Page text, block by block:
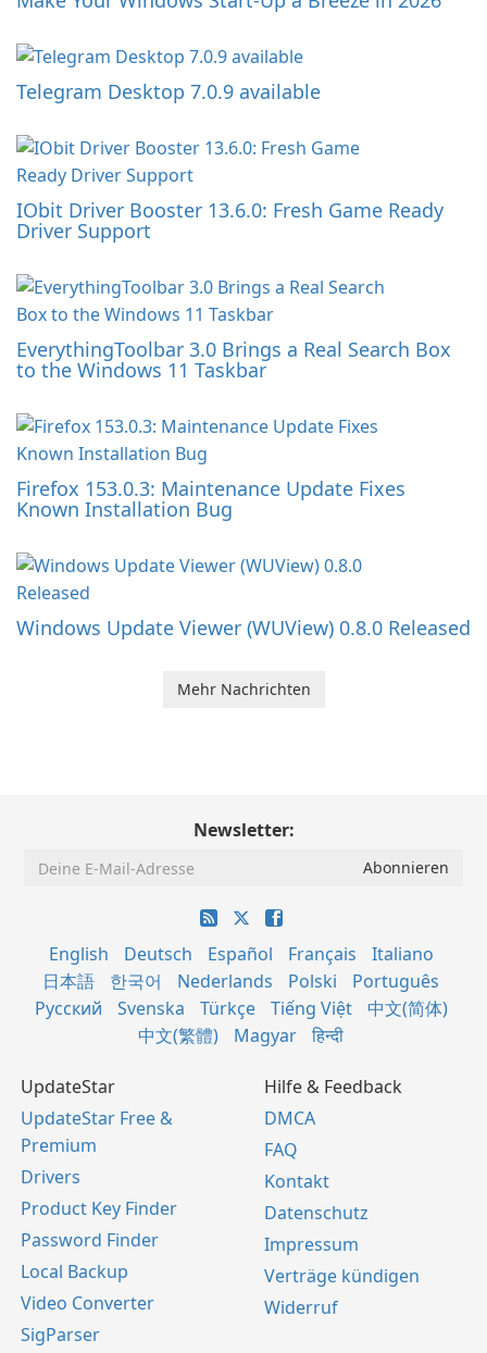
Telegram Desktop 7.0.9 available
IObit Driver Booster 13.6.0: Fresh Game Ready
Driver Support
EverythingToolbar 3.0 Brings a Real Search Box
to the Windows 11 Taskbar
Firefox 153.0.3: Maintenance Update Fixes
Known Installation Bug
Windows Update Viewer (WUView) 0.8.0 Released
Mehr Nachrichten
Newsletter:
English Deutsch Español Français
Italiano
日本語
한국어 Nederlands Polski
Português
Русский
Svenska Türkçe Tiếng Việt
中文(简体)
中文(繁體)
Magyar हिन्दी
UpdateStar
UpdateStar Free &
Premium
Drivers
Product Key Finder
Password Finder
Local Backup
Video Converter
SigParser
Hilfe & Feedback
DMCA
FAQ
Kontakt
Datenschutz
Impressum
Verträge kündigen
Widerruf